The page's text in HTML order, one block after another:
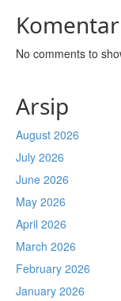
No comments to
Arsip
August 2026
July 2026
June 2026
May 2026
April 2026
March 2026
February 2026
January 2026